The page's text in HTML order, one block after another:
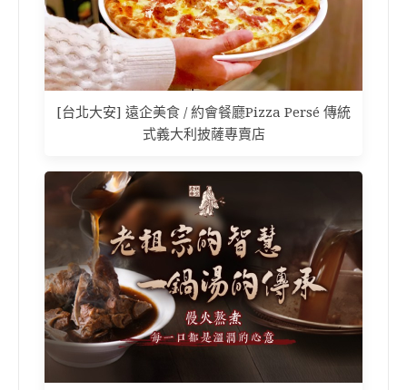
[台北大安] 遠企美食 / 約會餐廳Pizza Persé 傳統
式義大利披薩專賣店